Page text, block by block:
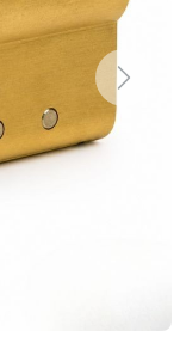
Next